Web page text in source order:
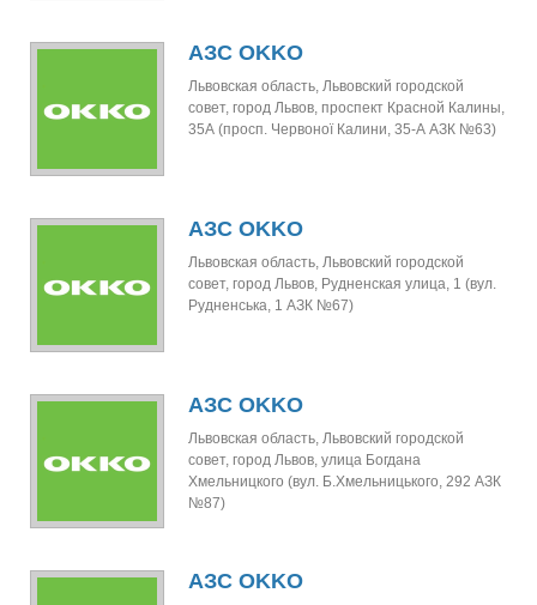
АЗС OKKO
Львовская область, Львовский городской
совет, город Львов, проспект Красной Калины,
35А (просп. Червоної Калини, 35-А АЗК №63)
АЗС OKKO
Львовская область, Львовский городской
совет, город Львов, Рудненская улица, 1 (вул.
Рудненська, 1 АЗК №67)
АЗС OKKO
Львовская область, Львовский городской
совет, город Львов, улица Богдана
Хмельницкого (вул. Б.Хмельницького, 292 АЗК
№87)
АЗС OKKO